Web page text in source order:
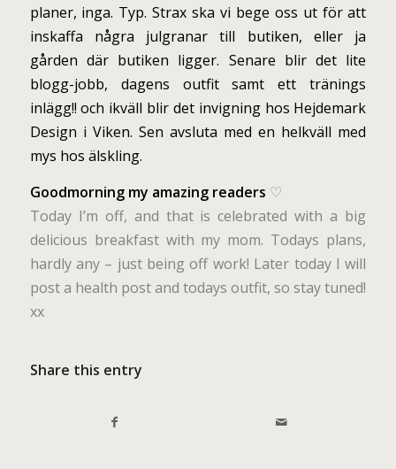
planer, inga. Typ. Strax ska vi bege oss ut för att
inskaffa några julgranar till butiken, eller ja
gården där butiken ligger. Senare blir det lite
blogg-jobb, dagens outfit samt ett tränings
inlägg!! och ikväll blir det invigning hos Hejdemark
Design i Viken. Sen avsluta med en helkväll med
mys hos älskling.
Goodmorning my amazing readers ♡
Today I’m off, and that is celebrated with a big
delicious breakfast with my mom. Todays plans,
hardly any – just being off work! Later today I will
post a health post and todays outfit, so stay tuned!
xx
Share this entry